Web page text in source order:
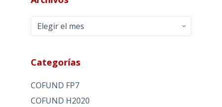
Archivos
Categorías
COFUND FP7
COFUND H2020